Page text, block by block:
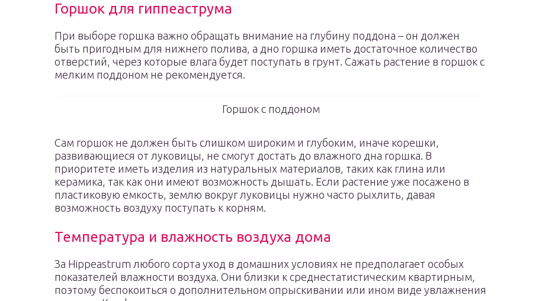
Горшок для гиппеаструма
При выборе горшка важно обращать внимание на глубину поддона – он должен
быть пригодным для нижнего полива, а дно горшка иметь достаточное количество
отверстий, через которые влага будет поступать в грунт. Сажать растение в горшок с
мелким поддоном не рекомендуется.
Горшок с поддоном
Сам горшок не должен быть слишком широким и глубоким, иначе корешки,
развивающиеся от луковицы, не смогут достать до влажного дна горшка. В
приоритете иметь изделия из натуральных материалов, таких как глина или
керамика, так как они имеют возможность дышать. Если растение уже посажено в
пластиковую емкость, землю вокруг луковицы нужно часто рыхлить, давая
возможность воздуху поступать к корням.
Температура и влажность воздуха дома
За Hippeastrum любого сорта уход в домашних условиях не предполагает особых
показателей влажности воздуха. Они близки к среднестатистическим квартирным,
поэтому беспокоиться о дополнительном опрыскивании или ином виде увлажнения